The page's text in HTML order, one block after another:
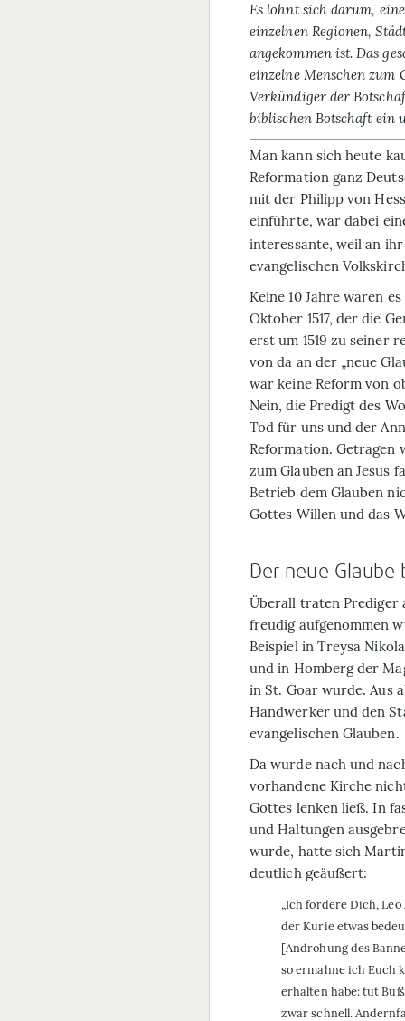
Es lohnt sich darum,
einzelnen Regionen,
angekommen ist. Das
einzelne Menschen zum
Verkündiger der
biblischen Botschaft ein
Man kann sich heute
Reformation ganz
mit der Philipp von
einführte, war dabei
interessante, weil an
evangelischen
Keine 10 Jahre waren
Oktober 1517, der die
erst um 1519 zu seiner
von da an der „neue
war keine Reform von
Nein, die Predigt des
Tod für uns und der
Reformation. Getragen
zum Glauben an Jesus
Betrieb dem Glauben
Gottes Willen und das
Der neue
Überall traten Pre­diger
freudig aufgenommen
Beispiel in Treysa
und in Homberg der
in St. Goar wurde. Aus
Handwerker und den
evangelischen Glauben.
Da wurde nach und
vorhandene Kirche
Gottes lenken ließ. In
und Haltungen
wurde, hatte sich
deutlich geäußert:
„Ich fordere Dich,
der Kurie etwas
[Androhung des
so ermahne ich Euch
erhalten habe: tut
zwar schnell.